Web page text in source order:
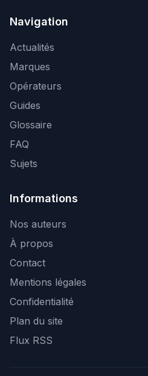
Navigation
Actualités
Marques
Opérateurs
Guides
Glossaire
FAQ
Sujets
Informations
Nos auteurs
À propos
Contact
Mentions légales
Confidentialité
Plan du site
Flux RSS